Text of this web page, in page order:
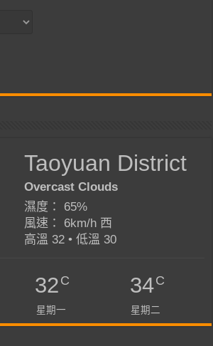
Taoyuan District
Overcast Clouds
濕度： 65%
風速： 6km/h 西
高溫 32 • 低溫 30
32C
星期一
34C
星期二